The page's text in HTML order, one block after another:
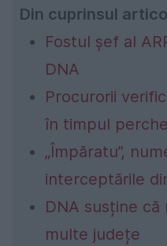
Din cuprinsul
Fostul șef al
DNA
Procurorii
în timpul
„Împăratu”,
interceptările
DNA susține
multe județe